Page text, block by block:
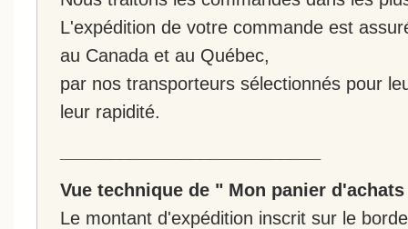
L'expédition de votre commande est
au Canada et au Québec,
par nos transporteurs sélectionnés pour
leur rapidité.
Vue technique de " Mon panier
Le montant d'expédition inscrit sur le